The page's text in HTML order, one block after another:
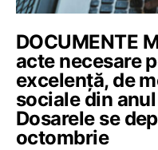
DOCUMENTE
acte necesare
excelență, de
sociale din
Dosarele se
octombrie